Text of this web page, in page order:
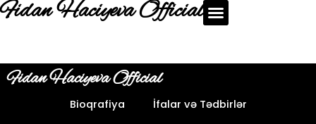
Fidan Haciyeva Official
Fidan Haciyeva Official
Bioqrafiya İfalar və Tədbirlər